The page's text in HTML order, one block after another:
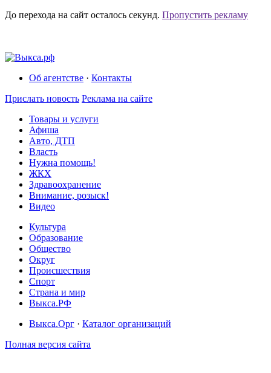
До перехода на сайт осталось секунд. Пропустить рекламу
Об агентстве · Контакты
Прислать новость Реклама на сайте
Товары и услуги
Афиша
Авто, ДТП
Власть
Нужна помощь!
ЖКХ
Здравоохранение
Внимание, розыск!
Видео
Культура
Образование
Общество
Округ
Происшествия
Спорт
Страна и мир
Выкса.РФ
Выкса.Орг · Каталог организаций
Полная версия сайта